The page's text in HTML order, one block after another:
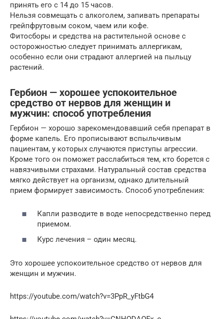
принять его с 14 до 15 часов.
Нельзя совмещать с алкоголем, запивать препараты
грейпфрутовым соком, чаем или кофе.
Фитосборы и средства на растительной основе с
осторожностью следует принимать аллергикам,
особенно если они страдают аллергией на пыльцу
растений.
Гербион — хорошее успокоительное
средство от нервов для женщин и
мужчин: способ употребления
Гербион — хорошо зарекомендовавший себя препарат в
форме капель. Его прописывают вспыльчивым
пациентам, у которых случаются приступы агрессии.
Кроме того он поможет расслабиться тем, кто борется с
навязчивыми страхами. Натуральный состав средства
мягко действует на организм, однако длительный
прием формирует зависимость. Способ употребления:
Капли разводите в воде непосредственно перед
приемом.
Курс лечения – один месяц.
Это хорошее успокоительное средство от нервов для
женщин и мужчин.
https://youtube.com/watch?v=3PpR_yFtbG4